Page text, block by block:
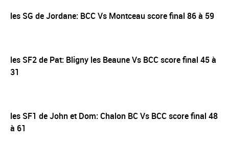
les SG de Jordane: BCC Vs Montceau score final 86 à 59
les SF2 de Pat: Bligny les Beaune Vs BCC score final 45 à
31
les SF1 de John et Dom: Chalon BC Vs BCC score final 48
à 61